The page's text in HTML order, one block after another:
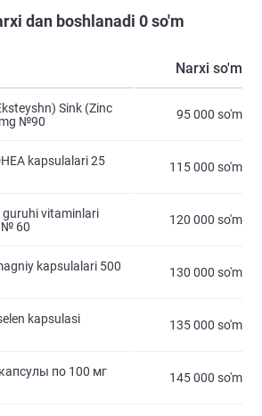
dan boshlanadi 0 so'm
Narxi so'm
Sink (Zinc
№90
95 000 so'm
kapsulalari 25
115 000 so'm
vitaminlari
№ 60
120 000 so'm
kapsulalari 500
130 000 so'm
kapsulasi
135 000 so'm
по 100 мг
145 000 so'm